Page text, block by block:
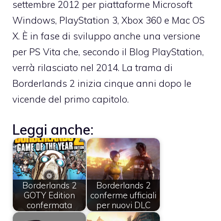
settembre 2012 per piattaforme Microsoft
Windows, PlayStation 3, Xbox 360 e Mac OS
X. È in fase di sviluppo anche una versione
per PS Vita che, secondo il Blog PlayStation,
verrà rilasciato nel 2014. La trama di
Borderlands 2 inizia cinque anni dopo le
vicende del primo capitolo.
Leggi anche:
Borderlands 2
GOTY Edition
confermata
Borderlands 2
conferme ufficiali
per nuovi DLC